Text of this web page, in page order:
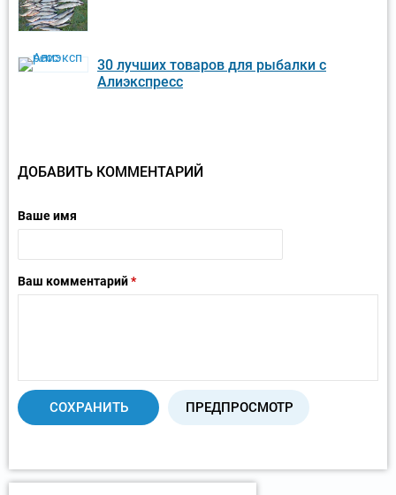
30 лучших товаров для рыбалки с
Алиэкспресс
ДОБАВИТЬ КОММЕНТАРИЙ
Ваше имя
Ваш комментарий*